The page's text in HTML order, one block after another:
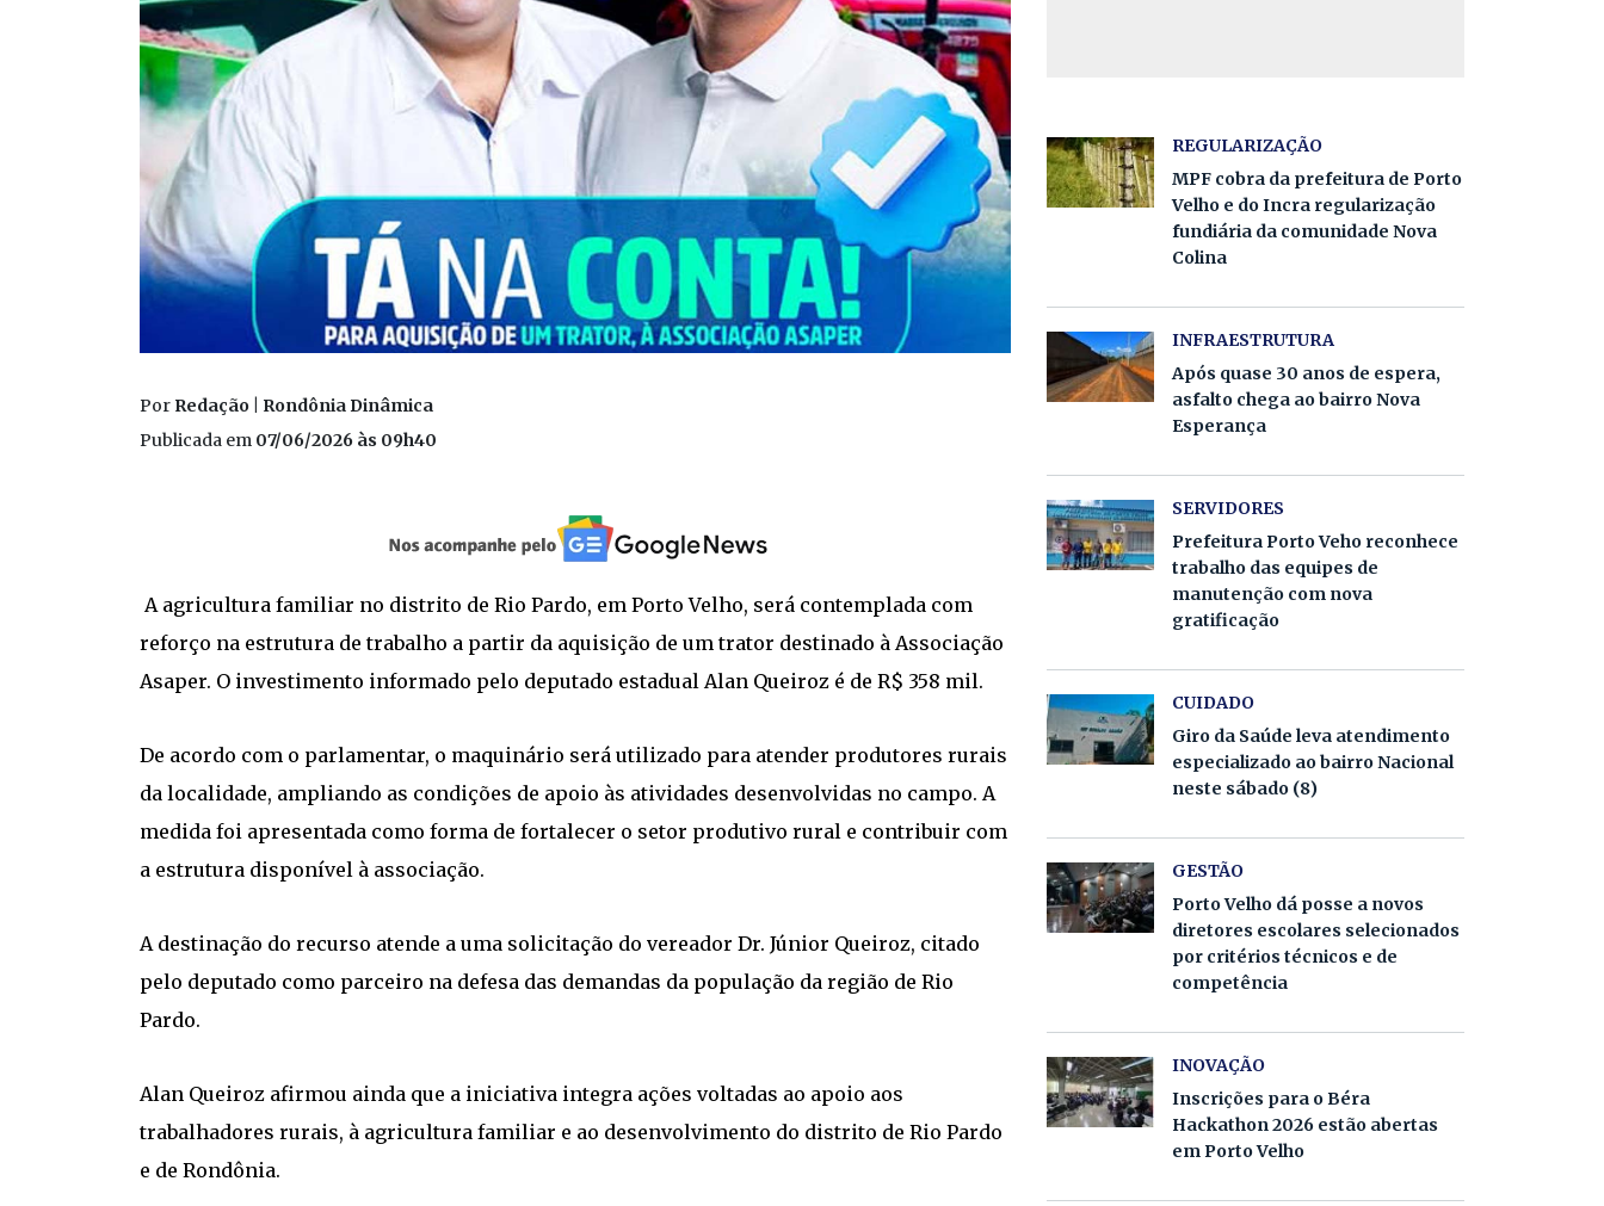
Por Redação | Rondônia Dinâmica
Publicada em 07/06/2026 às 09h40
A agricultura familiar no distrito de Rio Pardo, em Porto Velho, será contemplada com
reforço na estrutura de trabalho a partir da aquisição de um trator destinado à Associação
Asaper. O investimento informado pelo deputado estadual Alan Queiroz é de R$ 358 mil.
De acordo com o parlamentar, o maquinário será utilizado para atender produtores rurais
da localidade, ampliando as condições de apoio às atividades desenvolvidas no campo. A
medida foi apresentada como forma de fortalecer o setor produtivo rural e contribuir com
a estrutura disponível à associação.
A destinação do recurso atende a uma solicitação do vereador Dr. Júnior Queiroz, citado
pelo deputado como parceiro na defesa das demandas da população da região de Rio
Pardo.
Alan Queiroz afirmou ainda que a iniciativa integra ações voltadas ao apoio aos
trabalhadores rurais, à agricultura familiar e ao desenvolvimento do distrito de Rio Pardo
e de Rondônia.
REGULARIZAÇÃO
MPF cobra da prefeitura de Porto
Velho e do Incra regularização
fundiária da comunidade Nova
Colina
INFRAESTRUTURA
Após quase 30 anos de espera,
asfalto chega ao bairro Nova
Esperança
SERVIDORES
Prefeitura Porto Veho reconhece
trabalho das equipes de
manutenção com nova
gratificação
CUIDADO
Giro da Saúde leva atendimento
especializado ao bairro Nacional
neste sábado (8)
GESTÃO
Porto Velho dá posse a novos
diretores escolares selecionados
por critérios técnicos e de
competência
INOVAÇÃO
Inscrições para o Béra
Hackathon 2026 estão abertas
em Porto Velho